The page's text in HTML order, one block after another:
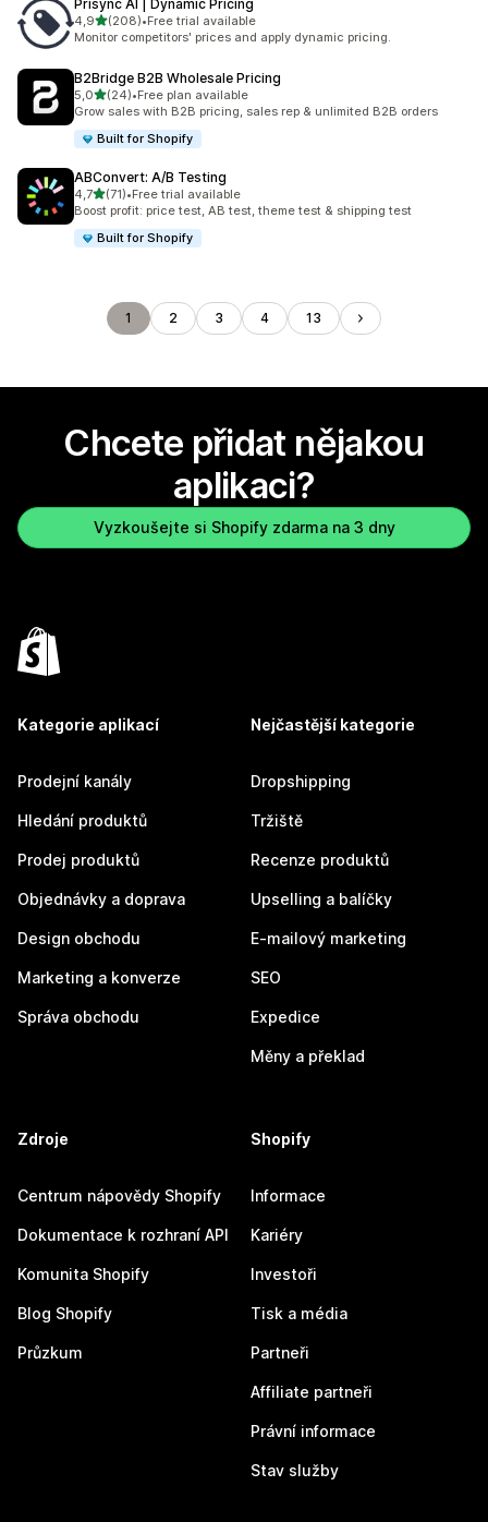
Prisync AI | Dynamic Pricing
4,9z 5 hvězd
(208)
Celkový počet recenzí: 208
•Free trial available
Monitor competitors' prices and apply dynamic pricing.
B2Bridge B2B Wholesale Pricing
5,0z 5 hvězd
(24)
Celkový počet recenzí: 24
•Free plan available
Grow sales with B2B pricing, sales rep & unlimited B2B orders
Built for Shopify
ABConvert: A/B Testing
4,7z 5 hvězd
(71)
Celkový počet recenzí: 71
•Free trial available
Boost profit: price test, AB test, theme test & shipping test
Built for Shopify
1 2 3 4 13
Chcete přidat nějakou
aplikaci?
Vyzkoušejte si Shopify zdarma na 3 dny
Kategorie aplikací
Prodejní kanály
Hledání produktů
Prodej produktů
Objednávky a doprava
Design obchodu
Marketing a konverze
Správa obchodu
Nejčastější kategorie
Dropshipping
Tržiště
Recenze produktů
Upselling a balíčky
E-mailový marketing
SEO
Expedice
Měny a překlad
Zdroje
Centrum nápovědy Shopify
Dokumentace k rozhraní API
Komunita Shopify
Blog Shopify
Průzkum
Shopify
Informace
Kariéry
Investoři
Tisk a média
Partneři
Affiliate partneři
Právní informace
Stav služby